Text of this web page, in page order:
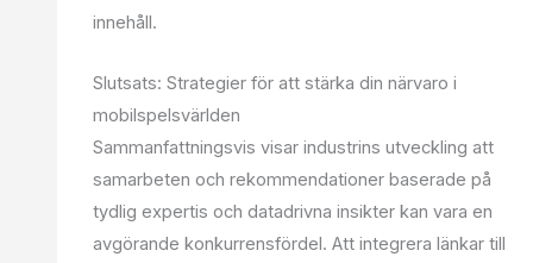
innehåll.
Slutsats: Strategier för att stärka din närvaro i
mobilspelsvärlden
Sammanfattningsvis visar industrins utveckling att
samarbeten och rekommendationer baserade på
tydlig expertis och datadrivna insikter kan vara en
avgörande konkurrensfördel. Att integrera länkar till